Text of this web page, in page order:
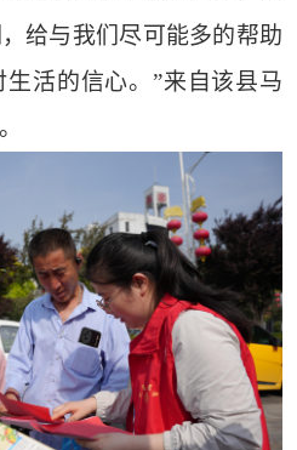
给与我们尽可能多的帮助
活的信心。”来自该县马